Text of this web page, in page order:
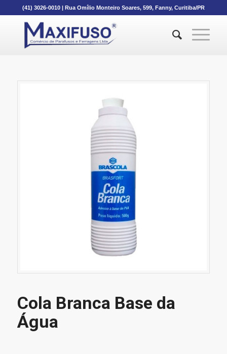
(41) 3026-0010| Rua Omílio Monteiro Soares, 599, Fanny, Curitiba/PR
Cola Branca Base da
Água